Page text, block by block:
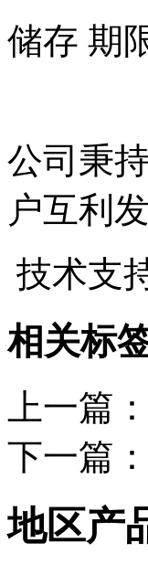
储存 期
公司秉
户互利
技术支
相关标
上一篇：
下一篇：
地区产